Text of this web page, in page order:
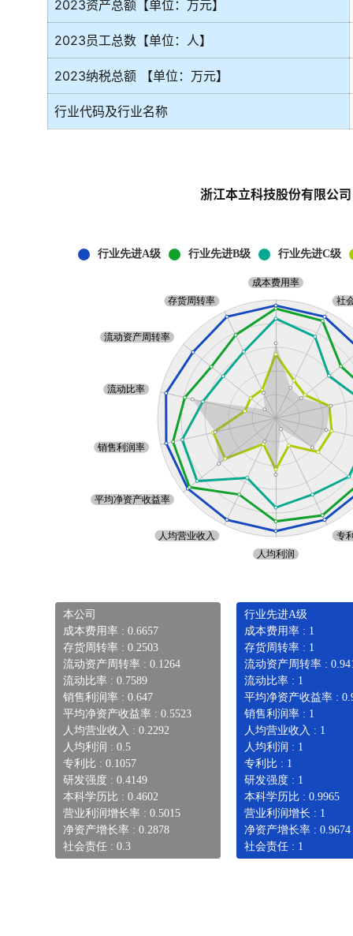
2023资产总额【单位：万元】
2023员工总数【单位：人】
2023纳税总额 【单位：万元】
行业代码及行业名称
浙江本立科技股份有限公司
本公司
成本费用率 : 0.6657
存货周转率 : 0.2503
流动资产周转率 : 0.1264
流动比率 : 0.7589
销售利润率 : 0.647
平均净资产收益率 : 0.5523
人均营业收入 : 0.2292
人均利润 : 0.5
专利比 : 0.1057
研发强度 : 0.4149
本科学历比 : 0.4602
营业利润增长率 : 0.5015
净资产增长率 : 0.2878
社会责任 : 0.3
行业先进A级
成本费用率 : 1
存货周转率 : 1
流动资产周转率 :
流动比率 : 1
平均净资产收益率 :
销售利润率 : 1
人均营业收入 : 1
人均利润 : 1
专利比 : 1
研发强度 : 1
本科学历比 : 0.9965
营业利润增长 : 1
净资产增长率 : 0.9674
社会责任 : 1